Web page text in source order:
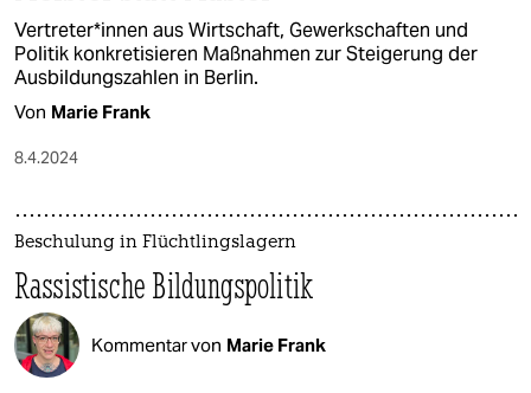
Ver­tre­te­r*in­nen aus Wirtschaft, Gewerkschaften und
Politik konkretisieren Maßnahmen zur Steigerung der
Ausbildungszahlen in Berlin.
Von Marie Frank
8.4.2024
Beschulung in Flüchtlingslagern
Rassistische Bildungspolitik
Kommentar von Marie Frank